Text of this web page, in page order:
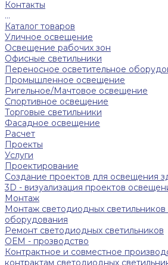
Контакты
...
Каталог товаров
Уличное освещение
Освещение рабочих зон
Офисные светильники
Переносное осветительное
Промышленное освещение
Ригельное/Мачтовое освещение
Спортивное освещение
Торговые светильники
Фасадное освещение
Расчет
Проекты
Услуги
Проектирование
Создание проектов для освещения
3D - визуализация проектов
Монтаж
Монтаж светодиодных светильников
оборудования
Ремонт светодиодных светильников
ОЕМ - прозводство
Контрактное и совместное
контрактам светодиодных